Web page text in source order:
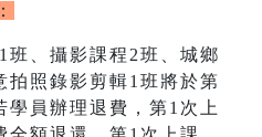
班、攝影課程2班、城鄉
拍照錄影剪輯1班將於第
學員辦理退費，第1次上